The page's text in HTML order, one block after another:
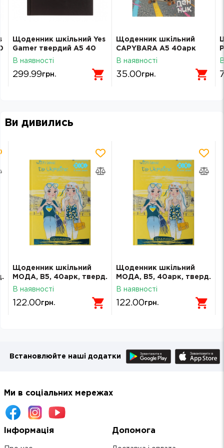
Щоденник шкільний Yes
Gamer твердий A5 40
аркушів 911715
В наявності
299.99грн.
Щоденник шкільний
CAPYBARA А5 40арк
мяка обкл ZB.13116
В наявності
35.00грн.
Ви дивились
Щоденник шкільний
МОДА, В5, 40арк, тверд.
обкл., матова ламінація,
В наявності
122.00грн.
Щоденник шкільний
МОДА, В5, 40арк, тверд.
обкл., матова ламінація,
В наявності
122.00грн.
Встановлюйте наші додатки
Ми в соціальних мережах
Інформація Допомога